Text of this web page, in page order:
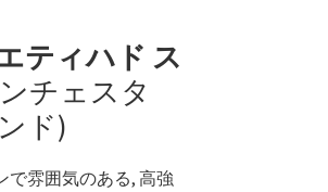
ティハド ス
チェスタ
ド)
で雰囲気のある, 高強